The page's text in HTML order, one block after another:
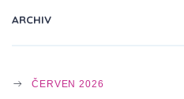
ARCHIV
ČERVEN 2026